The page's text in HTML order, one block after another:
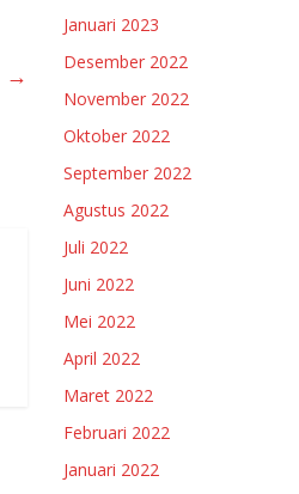
→
Januari 2023
Desember 2022
November 2022
Oktober 2022
September 2022
Agustus 2022
Juli 2022
Juni 2022
Mei 2022
April 2022
Maret 2022
Februari 2022
Januari 2022